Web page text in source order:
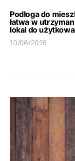
Podłoga do
łatwa w
lokal do
10/06/2026